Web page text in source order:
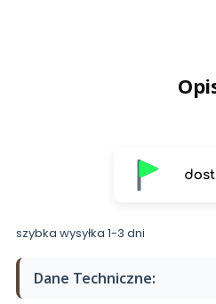
szybka wysyłka 1-3 dni
Dane Techniczne: